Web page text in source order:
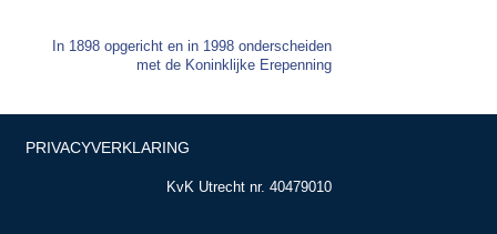
In 1898 opgericht en in 1998 onderscheiden
met de Koninklijke Erepenning
PRIVACYVERKLARING
KvK Utrecht nr. 40479010